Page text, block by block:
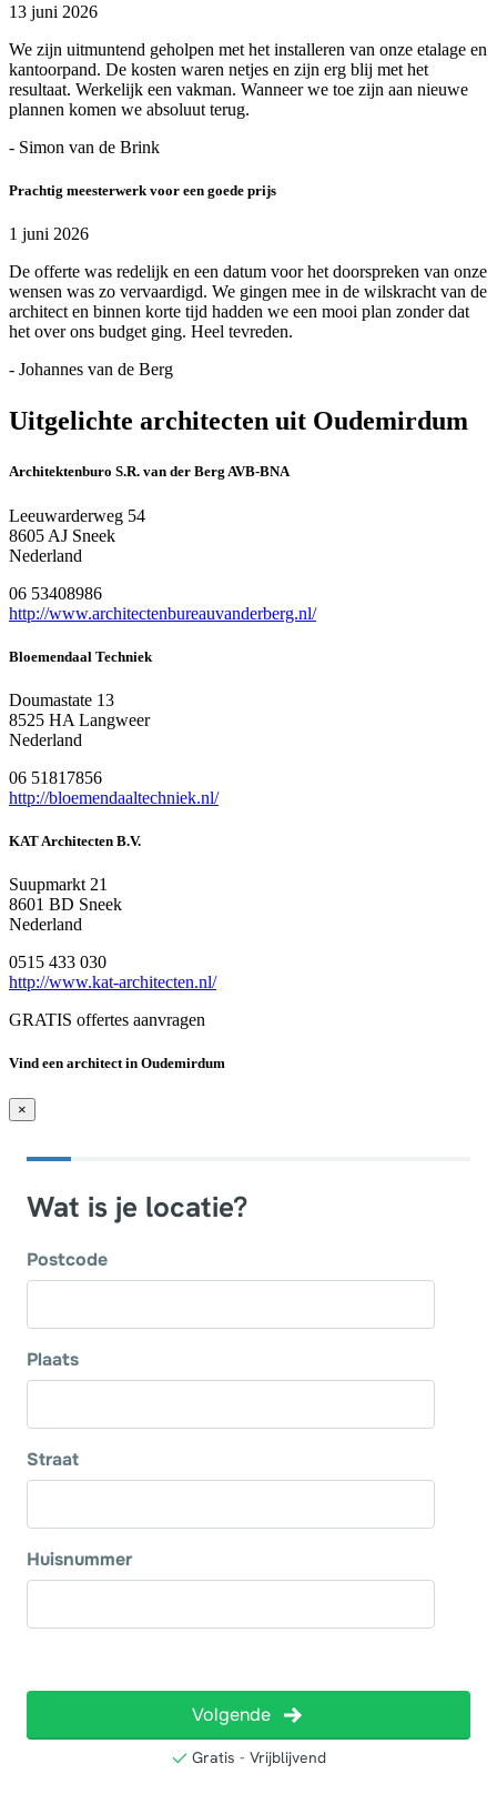
13 juni 2026
We zijn uitmuntend geholpen met het installeren van onze etalage en
kantoorpand. De kosten waren netjes en zijn erg blij met het
resultaat. Werkelijk een vakman. Wanneer we toe zijn aan nieuwe
plannen komen we absoluut terug.
- Simon van de Brink
Prachtig meesterwerk voor een goede prijs
1 juni 2026
De offerte was redelijk en een datum voor het doorspreken van onze
wensen was zo vervaardigd. We gingen mee in de wilskracht van de
architect en binnen korte tijd hadden we een mooi plan zonder dat
het over ons budget ging. Heel tevreden.
- Johannes van de Berg
Uitgelichte architecten uit Oudemirdum
Architektenburo S.R. van der Berg AVB-BNA
Leeuwarderweg 54
8605 AJ Sneek
Nederland
06 53408986
http://www.architectenbureauvanderberg.nl/
Bloemendaal Techniek
Doumastate 13
8525 HA Langweer
Nederland
06 51817856
http://bloemendaaltechniek.nl/
KAT Architecten B.V.
Suupmarkt 21
8601 BD Sneek
Nederland
0515 433 030
http://www.kat-architecten.nl/
GRATIS offertes aanvragen
Vind een architect in Oudemirdum
×